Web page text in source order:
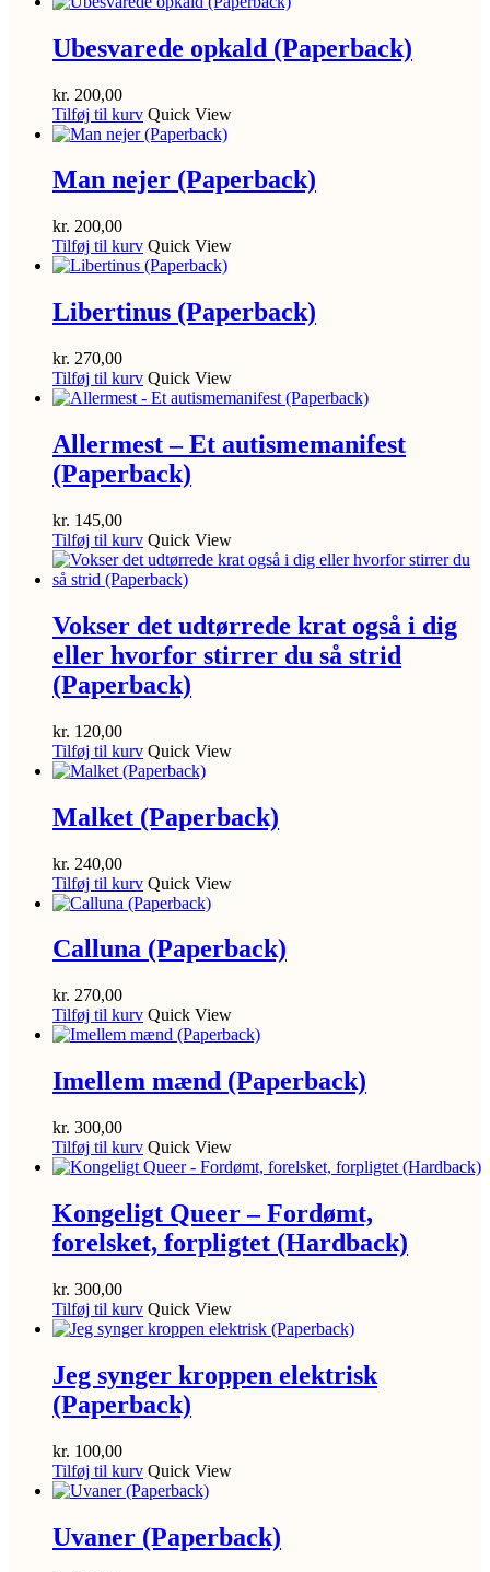
Ubesvarede opkald (Paperback)
kr. 200,00
Tilføj til kurv Quick View
Man nejer (Paperback)
kr. 200,00
Tilføj til kurv Quick View
Libertinus (Paperback)
kr. 270,00
Tilføj til kurv Quick View
Allermest – Et autismemanifest
(Paperback)
kr. 145,00
Tilføj til kurv Quick View
Vokser det udtørrede krat også i dig
eller hvorfor stirrer du så strid
(Paperback)
kr. 120,00
Tilføj til kurv Quick View
Malket (Paperback)
kr. 240,00
Tilføj til kurv Quick View
Calluna (Paperback)
kr. 270,00
Tilføj til kurv Quick View
Imellem mænd (Paperback)
kr. 300,00
Tilføj til kurv Quick View
Kongeligt Queer – Fordømt,
forelsket, forpligtet (Hardback)
kr. 300,00
Tilføj til kurv Quick View
Jeg synger kroppen elektrisk
(Paperback)
kr. 100,00
Tilføj til kurv Quick View
Uvaner (Paperback)